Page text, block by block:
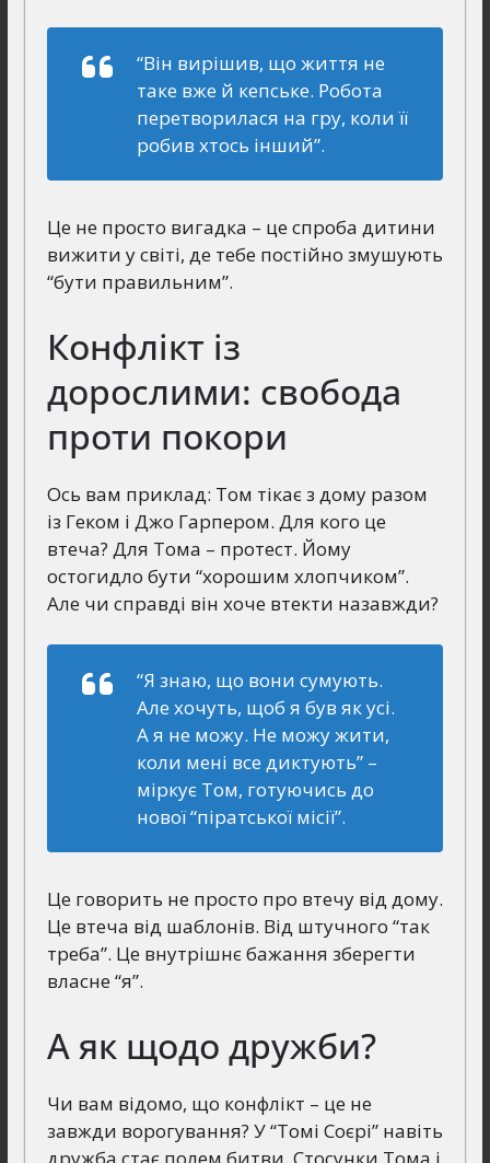
“Він вирішив, що життя не
таке вже й кепське. Робота
перетворилася на гру, коли її
робив хтось інший”.
Це не просто вигадка – це спроба дитини
вижити у світі, де тебе постійно змушують
“бути правильним”.
Конфлікт із
дорослими: свобода
проти покори
Ось вам приклад: Том тікає з дому разом
із Геком і Джо Гарпером. Для кого це
втеча? Для Тома – протест. Йому
остогидло бути “хорошим хлопчиком”.
Але чи справді він хоче втекти назавжди?
“Я знаю, що вони сумують.
Але хочуть, щоб я був як усі.
А я не можу. Не можу жити,
коли мені все диктують”–
міркує Том, готуючись до
нової “піратської місії”.
Це говорить не просто про втечу від дому.
Це втеча від шаблонів. Від штучного “так
треба”. Це внутрішнє бажання зберегти
власне “я”.
А як щодо дружби?
Чи вам відомо, що конфлікт – це не
завжди ворогування? У “Томі Соєрі” навіть